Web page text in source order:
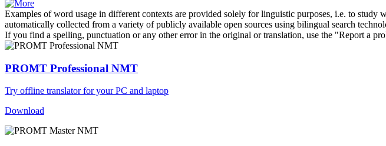
Examples of word usage in different contexts are provided solely for linguistic purposes, i.e. to study
automatically collected from a variety of publicly available open sources using bilingual search
If you find a spelling, punctuation or any other error in the original or translation, use the "Report a
PROMT Professional NMT
Try offline translator for your PC and laptop
Download